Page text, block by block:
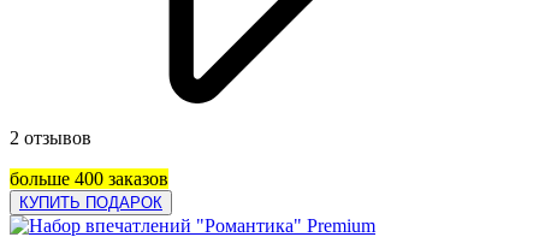
2 отзывов
больше 400 заказов
КУПИТЬ ПОДАРОК